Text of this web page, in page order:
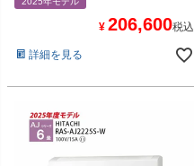
¥ 206,600税込
詳細を見る